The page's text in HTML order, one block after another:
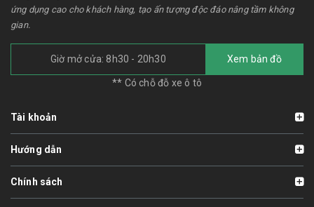
ứng dụng cao cho khách hàng, tạo ấn tượng độc đáo nâng tầm không
gian.
Giờ mở cửa: 8h30 - 20h30 Xem bản đồ
** Có chỗ đỗ xe ô tô
Tài khoản
Hướng dẫn
Chính sách